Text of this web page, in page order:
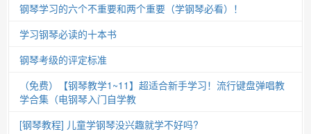
钢琴学习的六个不重要和两个重要（学钢琴必看）！
学习钢琴必读的十本书
钢琴考级的评定标准
（免费）【钢琴教学1~11】超适合新手学习！流行键盘弹唱教
学合集（电钢琴入门自学教
[钢琴教程] 儿童学钢琴没兴趣就学不好吗?